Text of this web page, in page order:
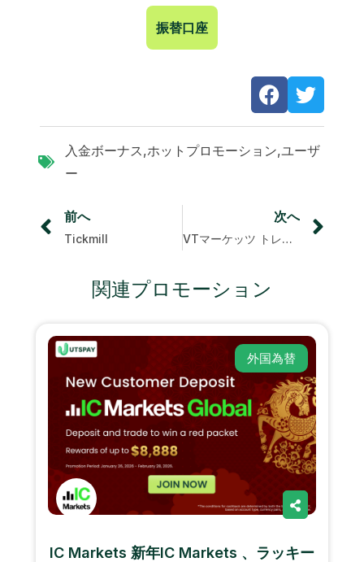
振替口座
入金ボーナス ,ホットプロモーション,ユーザ
ー
前へ
Tickmill
次へ
VTマーケッツ トレードと勝利
関連プロモーション
外国為替
IC Markets 新年IC Markets 、ラッキー